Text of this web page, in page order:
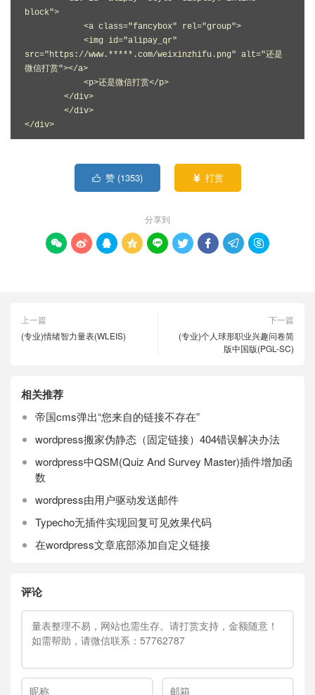
block">
            <a class="fancybox" rel="group">
src="https://www.*****.com/weixinzhifu.png" alt="还是
微信打赏"></a>
            <p>还是微信打赏</p>
        </div>
        </div>
</div>
 赞 (1353)  打赏
分享到
        
上一篇
(专业)情绪智力量表(WLEIS)
下一篇
(专业)个人球形职业兴趣问卷简
版中国版(PGL-SC)
相关推荐
帝国cms弹出“您来自的链接不存在”
wordpress搬家伪静态（固定链接）404错误解决办法
wordpress中QSM(Quiz And Survey Master)插件增加函
数
wordpress由用户驱动发送邮件
Typecho无插件实现回复可见效果代码
在wordpress文章底部添加自定义链接
评论